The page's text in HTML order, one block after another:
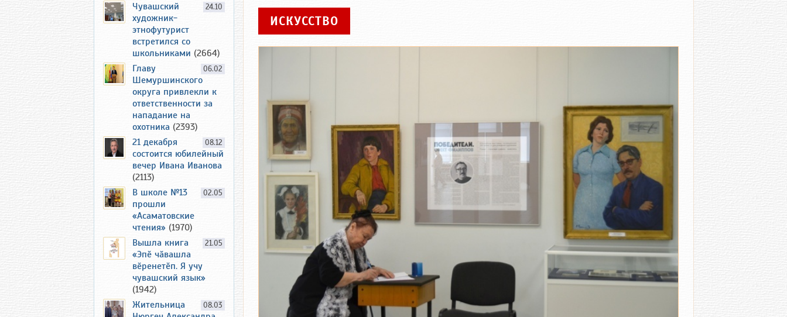
ИСКУССТВО
24.10
Чувашский
художник-
этнофутурист
встретился со
школьниками (2664)
06.02
Главу
Шемуршинского
округа привлекли к
ответственности за
нападание на
охотника (2393)
08.12
21 декабря
состоится юбилейный
вечер Ивана Иванова
(2113)
02.05
В школе №13
прошли
«Асаматовские
чтения» (1970)
21.05
Вышла книга
«Эпӗ чӑвашла
вӗренетӗп. Я учу
чувашский язык»
(1942)
08.03
Жительница